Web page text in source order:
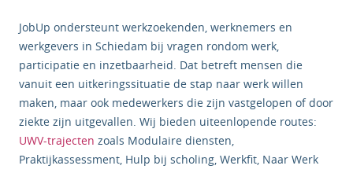
JobUp ondersteunt werkzoekenden, werknemers en
werkgevers in Schiedam bij vragen rondom werk,
participatie en inzetbaarheid. Dat betreft mensen die
vanuit een uitkeringssituatie de stap naar werk willen
maken, maar ook medewerkers die zijn vastgelopen of door
ziekte zijn uitgevallen. Wij bieden uiteenlopende routes:
UWV-trajecten zoals Modulaire diensten,
Praktijkassessment, Hulp bij scholing, Werkfit, Naar Werk